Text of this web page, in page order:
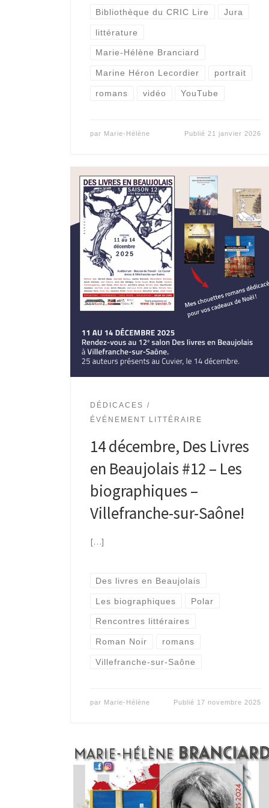
Bibliothèque du CRIC Lire Jura
littérature
Marie-Hélène Branciard
Marine Héron Lecordier portrait
romans vidéo YouTube
par Marie-Hélène Publié 21 janvier 2026
DÉDICACES
ÉVÉNEMENT LITTÉRAIRE
14 décembre, Des Livres
en Beaujolais #12 – Les
biographiques –
Villefranche-sur-Saône!
[…]
Des livres en Beaujolais
Les biographiques Polar
Rencontres littéraires
Roman Noir romans
Villefranche-sur-Saône
par Marie-Hélène Publié 17 novembre 2025